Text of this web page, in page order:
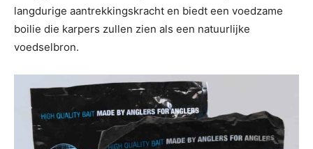
langdurige aantrekkingskracht en biedt een voedzame
boilie die karpers zullen zien als een natuurlijke
voedselbron.